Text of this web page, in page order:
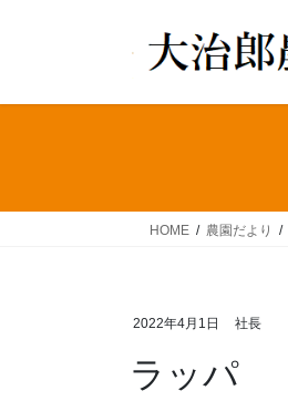
HOME 農園だより
2022年4月1日 社長
ラッパ